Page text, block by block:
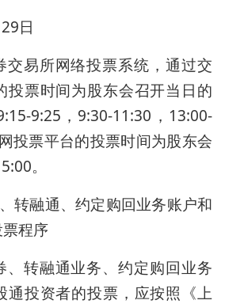
日
交易所网络投票系统，通过交
投票时间为股东会召开当日的
9:25，9:30-11:30，13:00-
投票平台的投票时间为股东会
。
转融通、约定购回业务账户和
程序
、转融通业务、约定购回业务
通投资者的投票，应按照《上